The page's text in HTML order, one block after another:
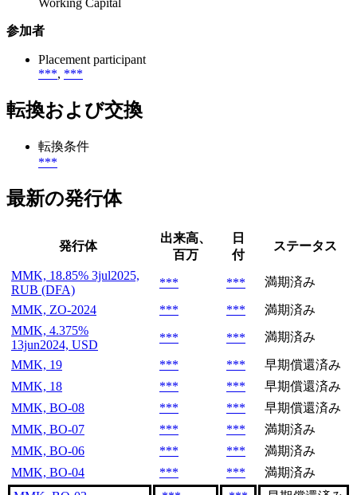
Working Capital
参加者
Placement participant
***, ***
転換および交換
転換条件
***
最新の発行体
発行体
出来高、
百万
日
付
ステータス
MMK, 18.85% 3jul2025,
RUB (DFA)
*** *** 満期済み
MMK, ZO-2024 *** ***
満期済み
MMK, 4.375%
13jun2024, USD
*** *** 満期済み
MMK, 19 *** ***
早期償還済み
MMK, 18
*** ***
早期償還済み
MMK, BO-08
*** ***
早期償還済み
MMK, BO-07
*** ***
満期済み
MMK, BO-06
*** ***
満期済み
MMK, BO-04
*** ***
満期済み